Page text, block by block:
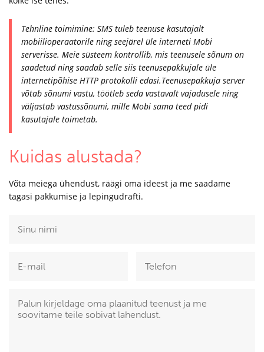
Tehnline toimimine: SMS tuleb teenuse kasutajalt
mobiilioperaatorile ning seejärel üle interneti Mobi
serverisse. Meie süsteem kontrollib, mis teenusele sõnum on
saadetud ning saadab selle siis teenusepakkujale üle
internetipõhise HTTP protokolli edasi.Teenusepakkuja server
võtab sõnumi vastu, töötleb seda vastavalt vajadusele ning
väljastab vastussõnumi, mille Mobi sama teed pidi
kasutajale toimetab.
Kuidas alustada?
Võta meiega ühendust, räägi oma ideest ja me saadame
tagasi pakkumise ja lepingudrafti.